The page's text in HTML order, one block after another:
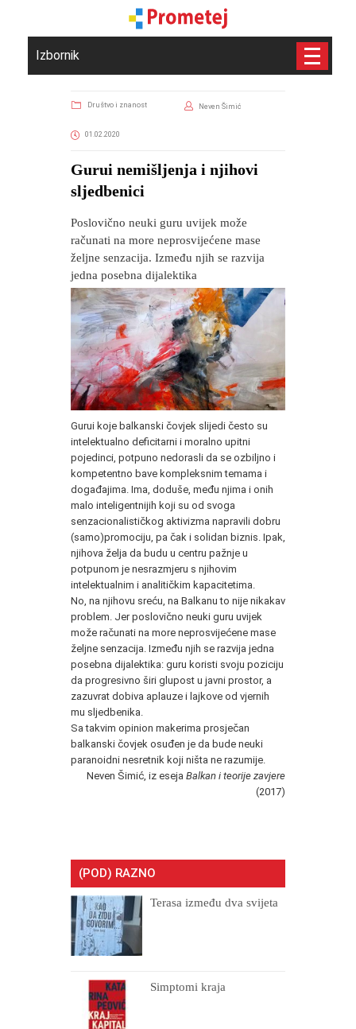
Izbornik
Društvo i znanost Neven Šimić
01.02.2020
Gurui nemišljenja i njihovi
sljedbenici
Poslovično neuki guru uvijek može
računati na more neprosvijećene mase
željne senzacija. Između njih se razvija
jedna posebna dijalektika
Gurui koje balkanski čovjek slijedi često su
intelektualno deficitarni i moralno upitni
pojedinci, potpuno nedorasli da se ozbiljno i
kompetentno bave kompleksnim temama i
događajima. Ima, doduše, među njima i onih
malo inteligentnijih koji su od svoga
senzacionalističkog aktivizma napravili dobru
(samo)promociju, pa čak i solidan biznis. Ipak,
njihova želja da budu u centru pažnje u
potpunom je nesrazmjeru s njihovim
intelektualnim i analitičkim kapacitetima.
No, na njihovu sreću, na Balkanu to nije nikakav
problem. Jer poslovično neuki guru uvijek
može računati na more neprosvijećene mase
željne senzacija. Između njih se razvija jedna
posebna dijalektika: guru koristi svoju poziciju
da progresivno širi glupost u javni prostor, a
zazuvrat dobiva aplauze i lajkove od vjernih
mu sljedbenika.
Sa takvim opinion makerima prosječan
balkanski čovjek osuđen je da bude neuki
paranoidni nesretnik koji ništa ne razumije.
Neven Šimić, iz eseja Balkan i teorije zavjere
(2017)
(POD) RAZNO
Terasa između dva svijeta
Simptomi kraja